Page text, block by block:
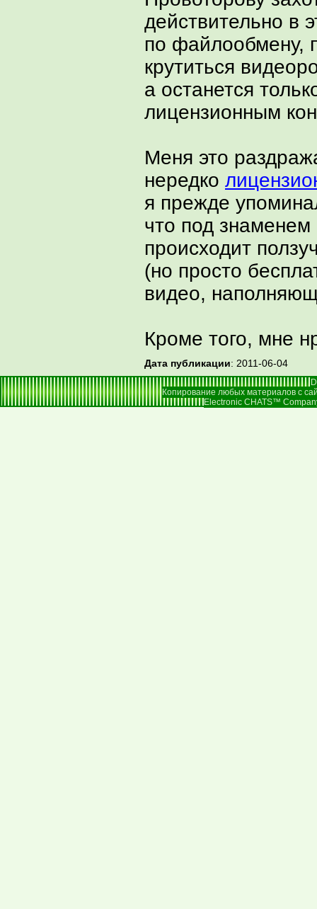
действительно в
по файлообмену,
крутиться
а останется
лицензионным
Меня это
нередко
я прежде
что под знаменем
происходит
(но просто
видео,
Кроме того, мне
Дата публикации: 2011-06-04
Копирование любых материалов с
Electronic CHATS™